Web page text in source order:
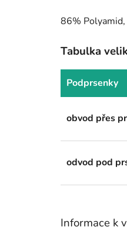
86%
Tabulka
Podprsenky
obvod přes
odvod pod
Informace k